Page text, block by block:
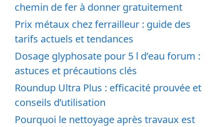
chemin de fer à donner gratuitement
Prix métaux chez ferrailleur : guide des
tarifs actuels et tendances
Dosage glyphosate pour 5 l d’eau forum :
astuces et précautions clés
Roundup Ultra Plus : efficacité prouvée et
conseils d’utilisation
Pourquoi le nettoyage après travaux est